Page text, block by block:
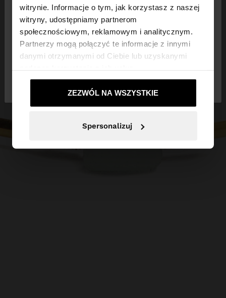
witrynie. Informacje o tym, jak korzystasz z naszej
witryny, udostępniamy partnerom
społecznościowym, reklamowym i analitycznym.
Partnerzy mogą połączyć te informacje z innymi
danymi otrzymanymi od Ciebie lub uzyskanymi
ZEZWÓL NA WSZYSTKIE
Spersonalizuj
Odwiedzasz stronę z Polska. Czy chcesz
przeglądać naszą stronę United States?